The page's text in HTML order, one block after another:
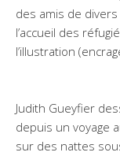
des amis de
l’accueil des
l’illustration
Judith Gueyfier
depuis un voyage
sur des nattes